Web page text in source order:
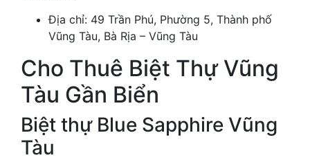
Địa chỉ: 49 Trần Phú, Phường 5, Thành phố
Vũng Tàu, Bà Rịa – Vũng Tàu
Cho Thuê Biệt Thự Vũng
Tàu Gần Biển
Biệt thự Blue Sapphire Vũng
Tàu